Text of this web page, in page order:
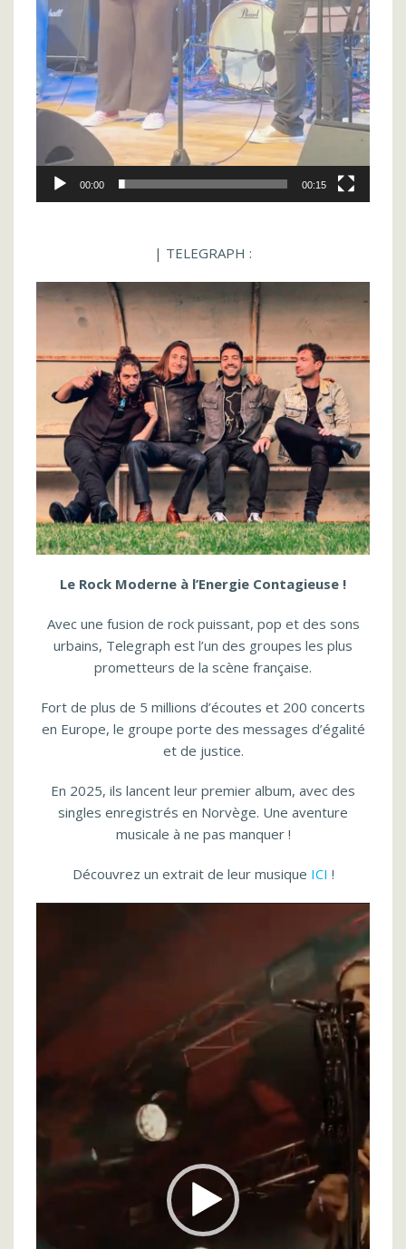
00:00 00:15
| TELEGRAPH :
Le Rock Moderne à l’Energie Contagieuse !
Avec une fusion de rock puissant, pop et des sons
urbains, Telegraph est l’un des groupes les plus
prometteurs de la scène française.
Fort de plus de 5 millions d’écoutes et 200 concerts
en Europe, le groupe porte des messages d’égalité
et de justice.
En 2025, ils lancent leur premier album, avec des
singles enregistrés en Norvège. Une aventure
musicale à ne pas manquer !
Découvrez un extrait de leur musique ICI !